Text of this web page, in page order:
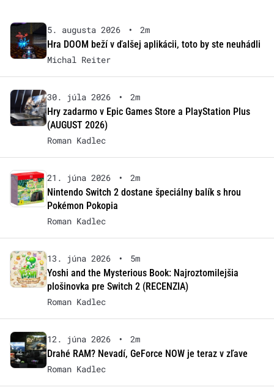
5. augusta 2026 •
2m
Hra DOOM beží v ďalšej aplikácii, toto by ste neuhádli
Michal Reiter
30. júla 2026 •
2m
Hry zadarmo v Epic Games Store a PlayStation Plus
(AUGUST 2026)
Roman Kadlec
21. júna 2026 •
2m
Nintendo Switch 2 dostane špeciálny balík s hrou
Pokémon Pokopia
Roman Kadlec
13. júna 2026 •
5m
Yoshi and the Mysterious Book: Najroztomilejšia
plošinovka pre Switch 2 (RECENZIA)
Roman Kadlec
12. júna 2026 •
2m
Drahé RAM? Nevadí, GeForce NOW je teraz v zľave
Roman Kadlec